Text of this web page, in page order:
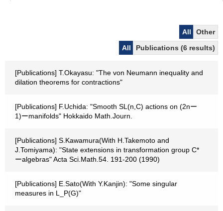
All
Other
All
Publications (6 results)
[Publications] T.Okayasu: "The von Neumann inequality and
dilation theorems for contractions"
[Publications] F.Uchida: "Smooth SL(n,C) actions on (2nー
1)ーmanifolds" Hokkaido Math.Journ.
[Publications] S.Kawamura(With H.Takemoto and
J.Tomiyama): "State extensions in transformation group C*
ーalgebras" Acta Sci.Math.54. 191-200 (1990)
[Publications] E.Sato(With Y.Kanjin): "Some singular
measures in L_P(G)"